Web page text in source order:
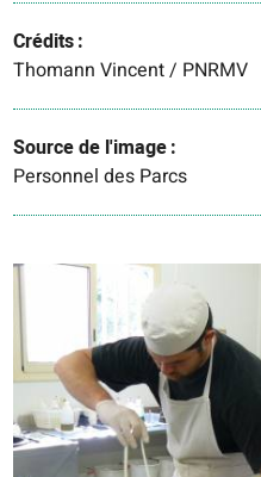
Crédits
Thomann Vincent / PNRMV
Source de l'image
Personnel des Parcs